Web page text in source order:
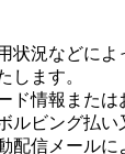
状況などに
します。
ド情報また
ルビング払
配信メールに